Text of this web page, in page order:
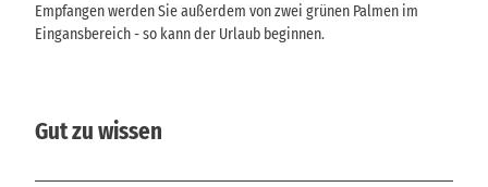
Empfangen werden Sie außerdem von zwei grünen Palmen im
Eingansbereich - so kann der Urlaub beginnen.
Gut zu wissen